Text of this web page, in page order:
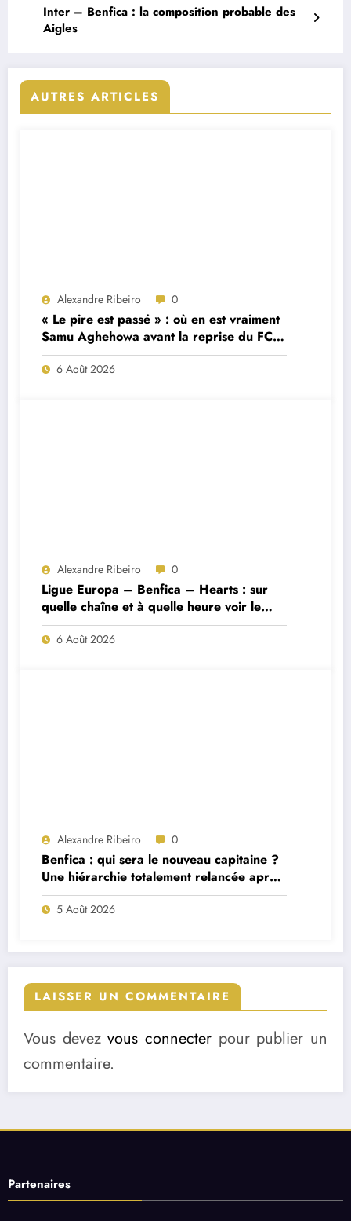
Inter – Benfica : la composition probable des
Aigles
AUTRES ARTICLES
Alexandre Ribeiro 0
« Le pire est passé » : où en est vraiment
Samu Aghehowa avant la reprise du FC
Porto ?
6 Août 2026
Alexandre Ribeiro 0
Ligue Europa – Benfica – Hearts : sur
quelle chaîne et à quelle heure voir le
match ?
6 Août 2026
Alexandre Ribeiro 0
Benfica : qui sera le nouveau capitaine ?
Une hiérarchie totalement relancée après
deux départs majeurs
5 Août 2026
LAISSER UN COMMENTAIRE
Vous devezvous connecter pour publier un
commentaire.
Partenaires